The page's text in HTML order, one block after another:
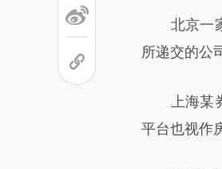
北京一家
所递交的公
上海某券
平台也视作